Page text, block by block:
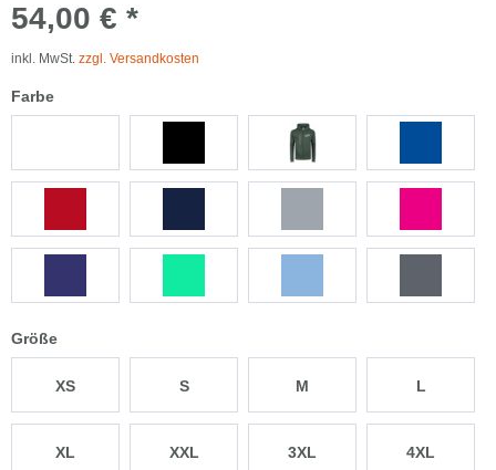
54,00 € *
inkl. MwSt. zzgl. Versandkosten
Farbe
Größe
XS S M L
XL XXL 3XL 4XL